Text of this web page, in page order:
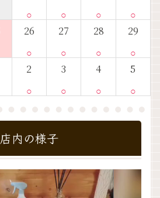
○ ○ ○ ○
26
○
27
○
28
○
29
○
2
○
3
○
4
○
5
○
店内の様子